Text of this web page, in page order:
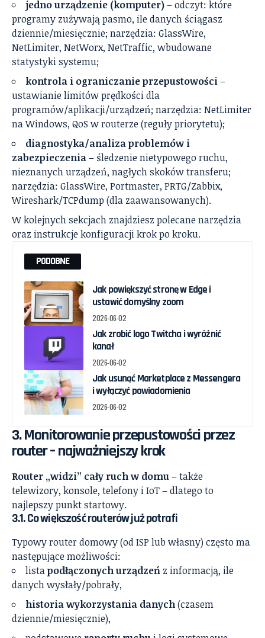
jedno urządzenie (komputer)– odczyt: które
programy zużywają pasmo, ile danych ściągasz
dziennie/miesięcznie; narzędzia: GlassWire,
NetLimiter, NetWorx, NetTraffic, wbudowane
statystyki systemu;
kontrola i ograniczanie przepustowości–
ustawianie limitów prędkości dla
programów/aplikacji/urządzeń; narzędzia: NetLimiter
na Windows, QoS w routerze (reguły priorytetu);
diagnostyka/analiza problemów i
zabezpieczenia– śledzenie nietypowego ruchu,
nieznanych urządzeń, nagłych skoków transferu;
narzędzia: GlassWire, Portmaster, PRTG/Zabbix,
Wireshark/TCPdump (dla zaawansowanych).
W kolejnych sekcjach znajdziesz polecane narzędzia
oraz instrukcje konfiguracji krok po kroku.
PODOBNE
Jak powiększyć stronę w Edge i
ustawić domyślny zoom
2026-06-02
Jak zrobić logo Twitcha i wyróżnić
kanał
2026-06-02
Jak usunąć Marketplace z Messengera
i wyłączyć powiadomienia
2026-06-02
3. Monitorowanie przepustowości przez
router – najważniejszy krok
Router „widzi” cały ruch w domu– także
telewizory, konsole, telefony i IoT – dlatego to
najlepszy punkt startowy.
3.1. Co większość routerów już potrafi
Typowy router domowy (od ISP lub własny) często ma
następujące możliwości:
listapodłączonych urządzeń z informacją, ile
danych wysłały/pobrały,
historia wykorzystania danych(czasem
dziennie/miesięcznie),